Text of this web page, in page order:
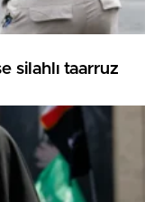
silahlı taarruz